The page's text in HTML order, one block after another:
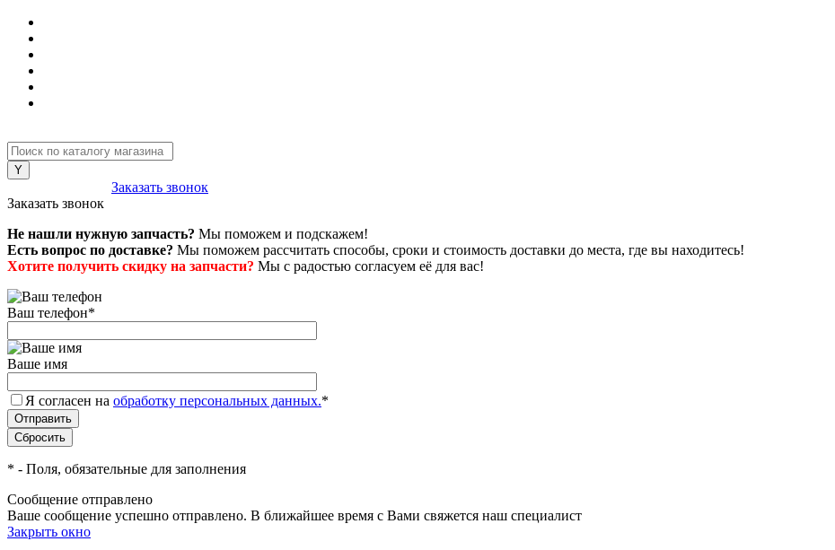
Заказать звонок
Заказать звонок
Не нашли нужную запчасть? Мы поможем и подскажем!
Есть вопрос по доставке? Мы поможем рассчитать способы, сроки и стоимость доставки до места, где вы находитесь!
Хотите получить скидку на запчасти? Мы с радостью согласуем её для вас!
Ваш телефон*
Ваше имя
Я согласен на обработку персональных данных.*
* - Поля, обязательные для заполнения
Сообщение отправлено
Ваше сообщение успешно отправлено. В ближайшее время с Вами свяжется наш специалист
Закрыть окно